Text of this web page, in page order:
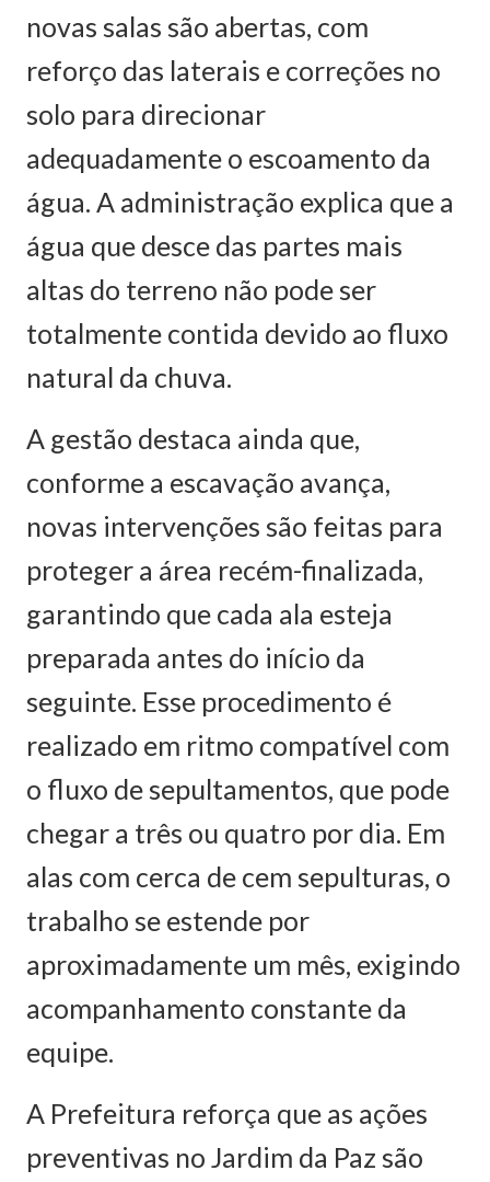
novas salas são abertas, com
reforço das laterais e correções no
solo para direcionar
adequadamente o escoamento da
água. A administração explica que a
água que desce das partes mais
altas do terreno não pode ser
totalmente contida devido ao fluxo
natural da chuva.
A gestão destaca ainda que,
conforme a escavação avança,
novas intervenções são feitas para
proteger a área recém-finalizada,
garantindo que cada ala esteja
preparada antes do início da
seguinte. Esse procedimento é
realizado em ritmo compatível com
o fluxo de sepultamentos, que pode
chegar a três ou quatro por dia. Em
alas com cerca de cem sepulturas, o
trabalho se estende por
aproximadamente um mês, exigindo
acompanhamento constante da
equipe.
A Prefeitura reforça que as ações
preventivas no Jardim da Paz são